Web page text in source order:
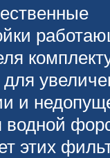
и
водной
этих